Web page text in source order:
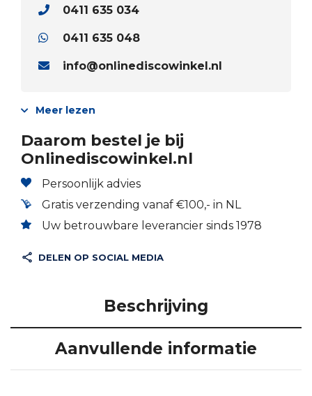
0411 635 034
0411 635 048
info@onlinediscowinkel.nl
Meer lezen
Daarom bestel je bij
Onlinediscowinkel.nl
Persoonlijk advies
Gratis verzending vanaf €100,- in NL
Uw betrouwbare leverancier sinds 1978
DELEN OP SOCIAL MEDIA
Beschrijving
Aanvullende informatie